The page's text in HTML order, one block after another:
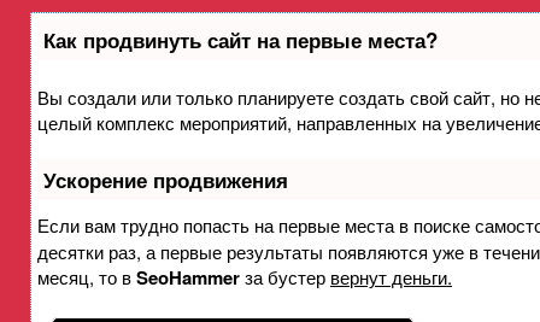
Как продвинуть сайт на первые места?
Вы создали или только планируете создать свой сайт, но
целый комплекс мероприятий, направленных на
Ускорение продвижения
Если вам трудно попасть на первые места в поиске
десятки раз, а первые результаты появляются уже в
месяц, то вSeoHammerза бустер вернут деньги.
Ошибка P0646 Реле
кондиционера -
Горит ошибка Check